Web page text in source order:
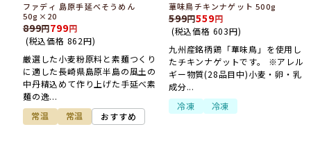
ファディ 島原手延べそうめん
50g×20
899 799
(税込価格 862円)
厳選した小麦粉原料と素麺つくり
に適した長崎県島原半島の風土の
中丹精込めて作り上げた手延べ素
麺の逸...
常温
常温 おすすめ
華味鳥チキンナゲット 500g
599 559
(税込価格 603円)
九州産銘柄鶏「華味鳥」を使用し
たチキンナゲットです。 ※アレル
ギー物質(28品目中)小麦・卵・乳
成分...
冷凍
冷凍